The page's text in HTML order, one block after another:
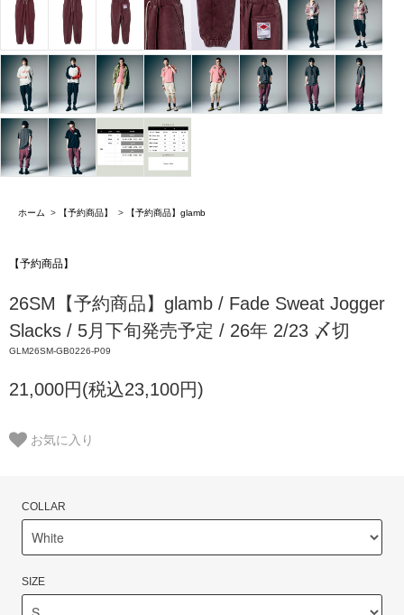
ホーム > 【予約商品】 > 【予約商品】glamb
【予約商品】
26SM【予約商品】glamb / Fade Sweat Jogger
Slacks / 5月下旬発売予定 / 26年 2/23 〆切
GLM26SM-GB0226-P09
21,000円(税込23,100円)
お気に入り
COLLAR
SIZE